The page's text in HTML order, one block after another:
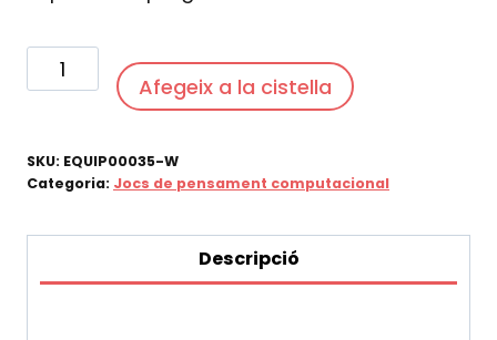
quantitat
de
Go
Code
Afegeix a la cistella
SKU: EQUIP00035-W
Categoria: Jocs de pensament computacional
Descripció